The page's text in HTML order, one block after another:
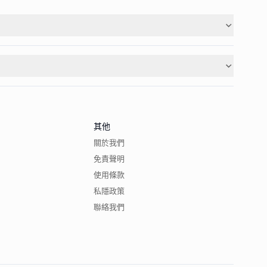
其他
關於我們
免責聲明
使用條款
私隱政策
聯絡我們